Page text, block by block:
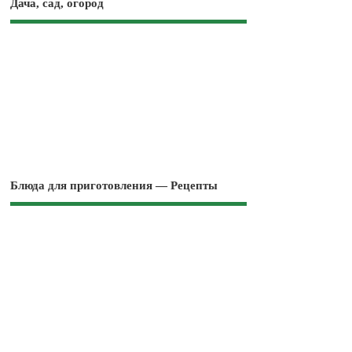
Дача, сад, огород
Блюда для приготовления — Рецепты